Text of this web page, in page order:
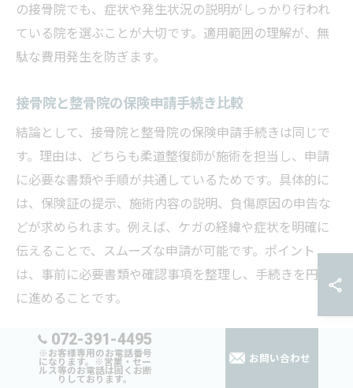
の接骨院でも、症状や発生状況の説明がしっかり行われ
ている院を選ぶことが大切です。適用範囲の理解が、無
駄な費用発生を防ぎます。
接骨院と整骨院の保険申請手続き比較
結論として、接骨院と整骨院の保険申請手続きは同じで
す。理由は、どちらも柔道整復師が施術を担当し、申請
に必要な書類や手順が共通しているためです。具体的に
は、保険証の提示、施術内容の説明、負傷原因の申告な
どが求められます。例えば、ケガの経緯や症状を明確に
伝えることで、スムーズな申請が可能です。ポイント
は、事前に必要書類や確認事項を整理し、手続きを円滑
に進めることです。
整骨院と接骨院で保険利用時の注意事項
結論として、保険利用時は施術内容や対象症状を正確に
072-391-4495
※お客様専用のお電話番号
になります。※営業・セー
ルス等のお電話は固くお断
りしております。
お問い合わせ